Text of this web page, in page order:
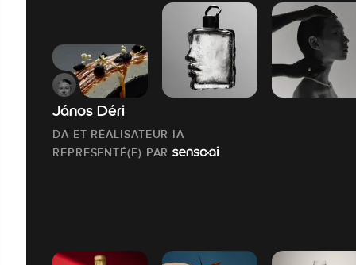
János Déri
DA ET RÉALISATEUR IA
REPRESENTÉ(E) PAR